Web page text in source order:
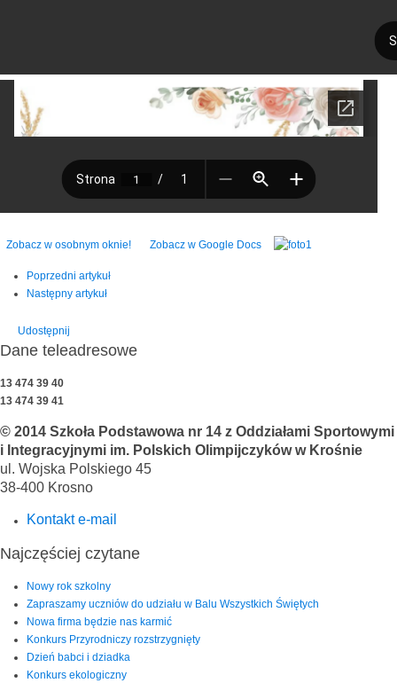
Zobacz w osobnym oknie! Zobacz w Google Docs
Poprzedni artykuł
Następny artykuł
Udostępnij
Dane teleadresowe
13 474 39 40
13 474 39 41
© 2014 Szkoła Podstawowa nr 14 z Oddziałami Sportowymi
i Integracyjnymi im. Polskich Olimpijczyków w Krośnie
ul. Wojska Polskiego 45
38-400 Krosno
Kontakt e-mail
Najczęściej czytane
Nowy rok szkolny
Zapraszamy uczniów do udziału w Balu Wszystkich Świętych
Nowa firma będzie nas karmić
Konkurs Przyrodniczy rozstrzygnięty
Dzień babci i dziadka
Konkurs ekologiczny